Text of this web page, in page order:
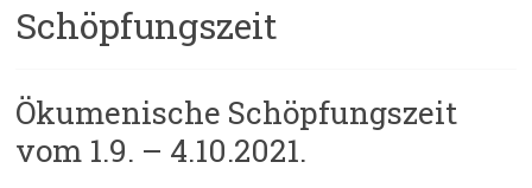
in
Schöpfungszeit
Ökumenische Schöpfungszeit
vom 1.9. – 4.10.2021.